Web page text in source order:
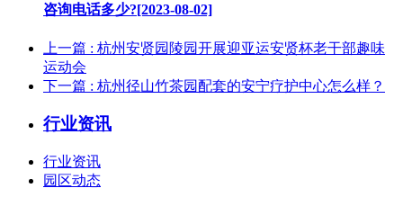
咨询电话多少?[2023-08-02]
上一篇 : 杭州安贤园陵园开展迎亚运安贤杯老干部趣味
运动会
下一篇 : 杭州径山竹茶园配套的安宁疗护中心怎么样？
行业资讯
行业资讯
园区动态